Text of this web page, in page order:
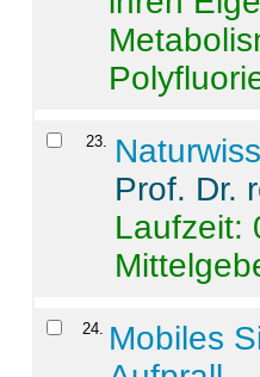
23.
Prof. Dr.
Laufzeit:
24. Mobiles